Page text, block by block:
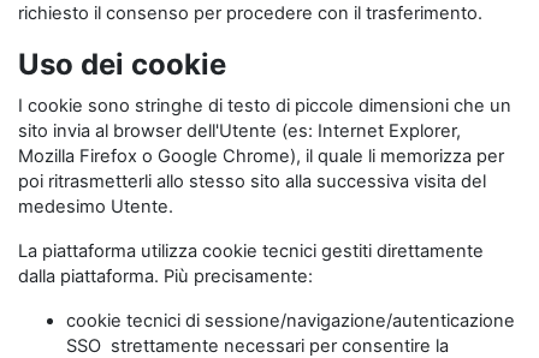
richiesto il consenso per procedere con il trasferimento.
Uso dei cookie
I cookie sono stringhe di testo di piccole dimensioni che un
sito invia al browser dell'Utente (es: Internet Explorer,
Mozilla Firefox o Google Chrome), il quale li memorizza per
poi ritrasmetterli allo stesso sito alla successiva visita del
medesimo Utente.
La piattaforma utilizza cookie tecnici gestiti direttamente
dalla piattaforma. Più precisamente:
cookie tecnici di sessione/navigazione/autenticazione
SSO strettamente necessari per consentire la